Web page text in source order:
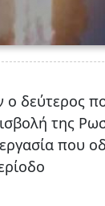
ο δεύτερος
της
που